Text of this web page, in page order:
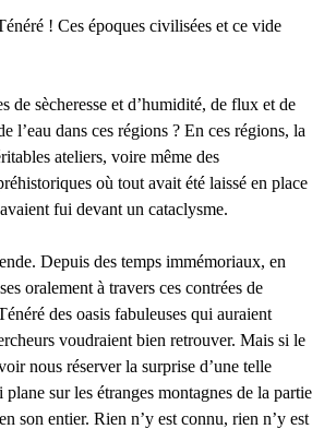
! Ces époques civilisées et ce vide
de sècheresse et d’humidité, de flux et de
l’eau dans ces régions ? En ces régions, la
ateliers, voire même des
où tout avait été laissé en place
fui devant un cataclysme.
Depuis des temps immémoriaux, en
oralement à travers ces contrées de
des oasis fabuleuses qui auraient
voudraient bien retrouver. Mais si le
nous réserver la surprise d’une telle
sur les étranges montagnes de la partie
son entier. Rien n’y est connu, rien n’y est